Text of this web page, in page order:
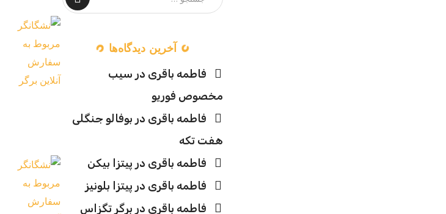
آخرین دیدگاه‌ها
فاطمه باقری در سیب
مخصوص فوریو
فاطمه باقری در بوفالو جنگلی
هفت تکه
فاطمه باقری در پیتزا بیکن
فاطمه باقری در پیتزا بلونیز
فاطمه باقری در برگر تگزاس